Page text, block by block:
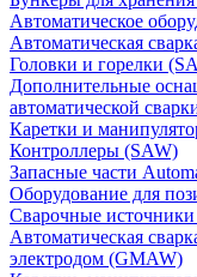
Автоматическое
Автоматическая
Головки и горелки
Дополнительные
автоматической
Каретки и
Контроллеры (SAW)
Запасные части
Оборудование для
Сварочные
Автоматическая
электродом (GMAW)